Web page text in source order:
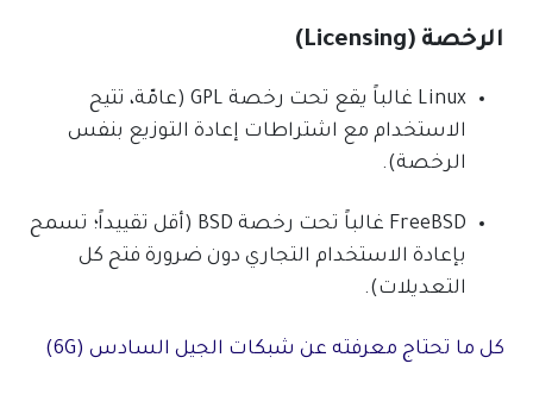
الرخصة (Licensing)
Linux غالباً يقع تحت رخصة GPL (عامّة، تتيح
الاستخدام مع اشتراطات إعادة التوزيع بنفس
الرخصة).
FreeBSD غالباً تحت رخصة BSD (أقل تقييداً؛ تسمح
بإعادة الاستخدام التجاري دون ضرورة فتح كل
التعديلات).
كل ما تحتاج معرفته عن شبكات الجيل السادس (6G)